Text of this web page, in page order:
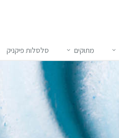
מתוקים סלסלות פיקניק